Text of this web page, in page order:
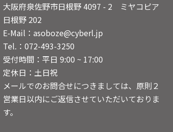
大阪府泉佐野市日根野 4097 - 2 ミヤコピア
日根野 202
E-Mail：asoboze@cyberl.jp
Tel.：072-493-3250
受付時間：平日 9:00 ~ 17:00
定休日：土日祝
メールでのお問合せにつきましては、原則２
営業日以内にご返信させていただいておりま
す。